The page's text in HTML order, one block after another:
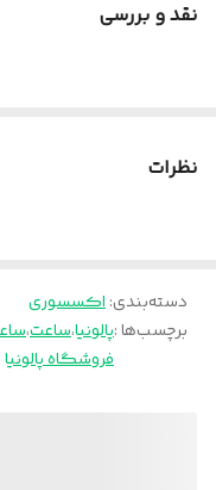
نقد و بررسی
نظرات
دسته‌بندی:اکسسوری
برچسب‌ها :پالونیا،ساعت،
فروشگاه پالونیا